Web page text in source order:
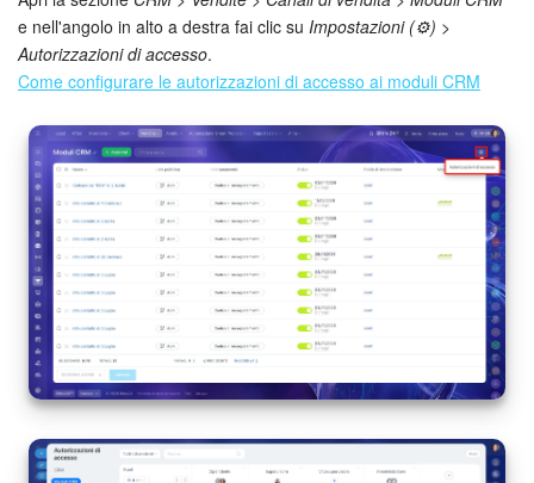
e nell'angolo in alto a destra fai clic su Impostazioni (⚙️) >
Autorizzazioni di accesso.
Come configurare le autorizzazioni di accesso ai moduli CRM